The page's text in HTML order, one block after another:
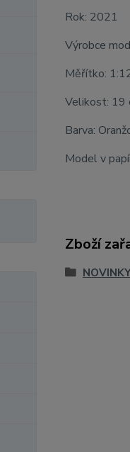
Rok: 2021
Výrobce
Měřítko:
Velikost: 19
Barva:
Model v
Zboží